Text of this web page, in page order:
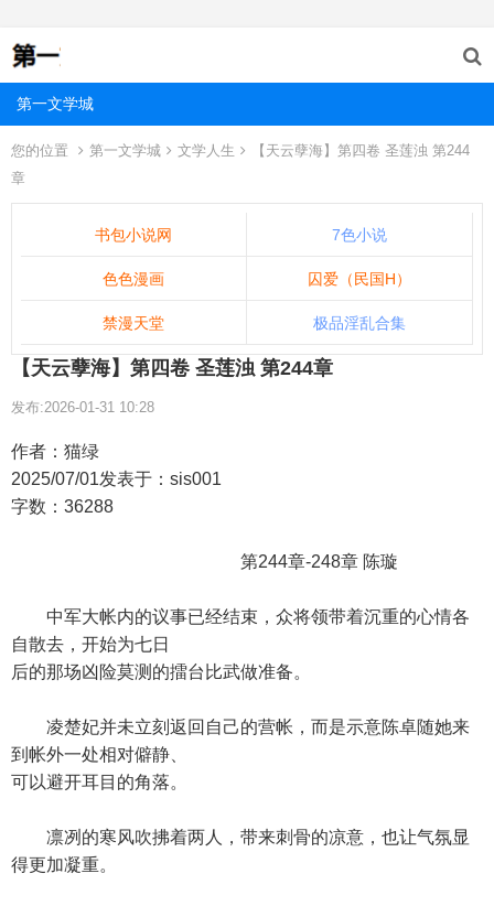
第一文学城
您的位置 第一文学城 文学人生
【天云孽海】第四卷 圣莲浊 第244
章
书包小说网 7色小说
色色漫画 囚爱（民国H）
禁漫天堂 极品淫乱合集
【天云孽海】第四卷 圣莲浊 第244章
发布:2026-01-31 10:28
作者：猫绿
2025/07/01发表于：sis001
字数：36288
第244章-248章 陈璇
中军大帐内的议事已经结束，众将领带着沉重的心情各
自散去，开始为七日
后的那场凶险莫测的擂台比武做准备。
凌楚妃并未立刻返回自己的营帐，而是示意陈卓随她来
到帐外一处相对僻静、
可以避开耳目的角落。
凛冽的寒风吹拂着两人，带来刺骨的凉意，也让气氛显
得更加凝重。